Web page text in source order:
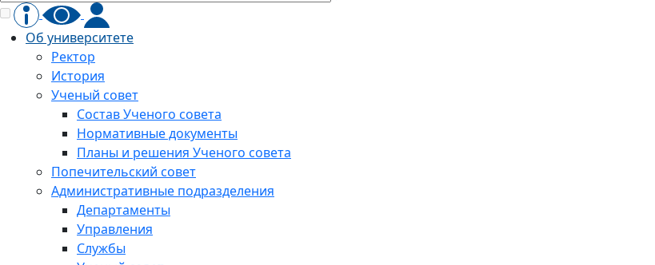
Об университете
Ректор
История
Ученый совет
Состав Ученого совета
Нормативные документы
Планы и решения Ученого совета
Попечительский совет
Административные подразделения
Департаменты
Управления
Службы